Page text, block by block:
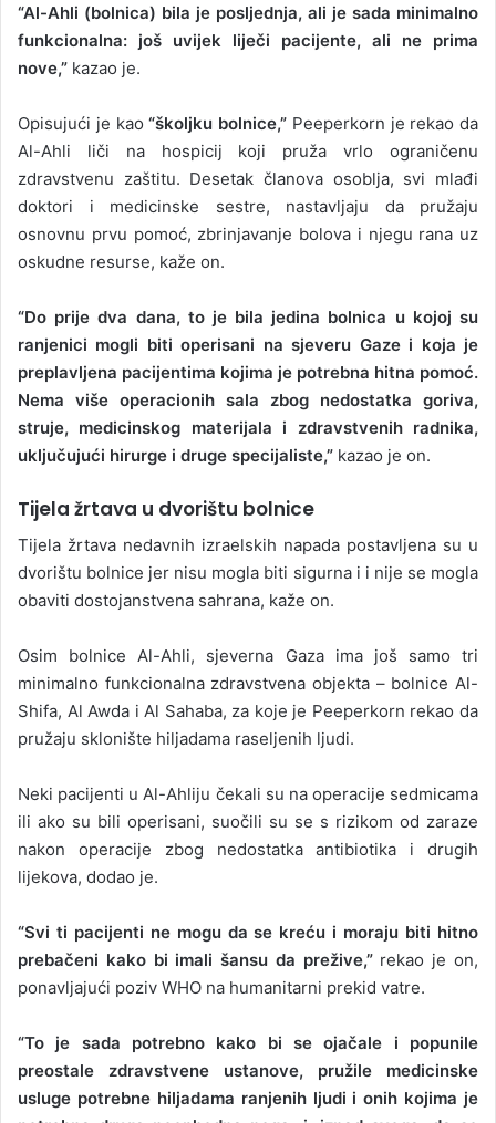
“Al-Ahli (bolnica) bila je posljednja, ali je sada minimalno
funkcionalna: još uvijek liječi pacijente, ali ne prima
nove,” kazao je.
Opisujući je kao“školjku bolnice,” Peeperkorn je rekao da
Al-Ahli liči na hospicij koji pruža vrlo ograničenu
zdravstvenu zaštitu. Desetak članova osoblja, svi mlađi
doktori i medicinske sestre, nastavljaju da pružaju
osnovnu prvu pomoć, zbrinjavanje bolova i njegu rana uz
oskudne resurse, kaže on.
“Do prije dva dana, to je bila jedina bolnica u kojoj su
ranjenici mogli biti operisani na sjeveru Gaze i koja je
preplavljena pacijentima kojima je potrebna hitna pomoć.
Nema više operacionih sala zbog nedostatka goriva,
struje, medicinskog materijala i zdravstvenih radnika,
uključujući hirurge i druge specijaliste,” kazao je on.
Tijela žrtava u dvorištu bolnice
Tijela žrtava nedavnih izraelskih napada postavljena su u
dvorištu bolnice jer nisu mogla biti sigurna i i nije se mogla
obaviti dostojanstvena sahrana, kaže on.
Osim bolnice Al-Ahli, sjeverna Gaza ima još samo tri
minimalno funkcionalna zdravstvena objekta – bolnice Al-
Shifa, Al Awda i Al Sahaba, za koje je Peeperkorn rekao da
pružaju sklonište hiljadama raseljenih ljudi.
Neki pacijenti u Al-Ahliju čekali su na operacije sedmicama
ili ako su bili operisani, suočili su se s rizikom od zaraze
nakon operacije zbog nedostatka antibiotika i drugih
lijekova, dodao je.
“Svi ti pacijenti ne mogu da se kreću i moraju biti hitno
prebačeni kako bi imali šansu da prežive,”rekao je on,
ponavljajući poziv WHO na humanitarni prekid vatre.
“To je sada potrebno kako bi se ojačale i popunile
preostale zdravstvene ustanove, pružile medicinske
usluge potrebne hiljadama ranjenih ljudi i onih kojima je